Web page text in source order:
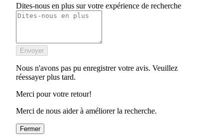
Dites-nous en plus sur votre expérience de recherche
Envoyer
Nous n'avons pas pu enregistrer votre avis. Veuillez
réessayer plus tard.
Merci pour votre retour!
Merci de nous aider à améliorer la recherche.
Fermer